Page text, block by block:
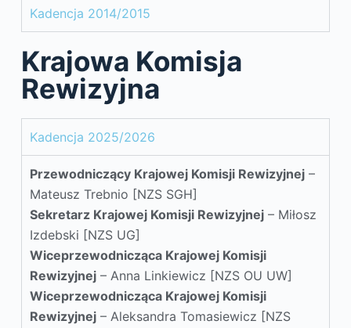
Kadencja 2014/2015
Krajowa Komisja
Rewizyjna
Kadencja 2025/2026
Przewodniczący Krajowej Komisji Rewizyjnej–
Mateusz Trebnio [NZS SGH]
Sekretarz Krajowej Komisji Rewizyjnej– Miłosz
Izdebski [NZS UG]
Wiceprzewodnicząca Krajowej Komisji
Rewizyjnej– Anna Linkiewicz [NZS OU UW]
Wiceprzewodnicząca Krajowej Komisji
Rewizyjnej– Aleksandra Tomasiewicz [NZS